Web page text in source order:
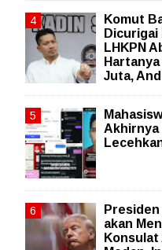
Komut
Dicurigai
LHKPN
Juta,
Akhirnya
akan
Konsulat